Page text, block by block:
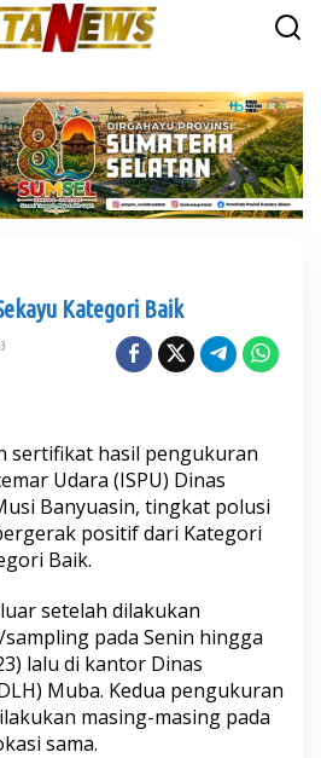
Kategori Baik
sertifikat hasil pengukuran
Udara (ISPU) Dinas
Banyuasin, tingkat polusi
positif dari Kategori
Baik.
setelah dilakukan
pada Senin hingga
lalu di kantor Dinas
Muba. Kedua pengukuran
masing-masing pada
sama.